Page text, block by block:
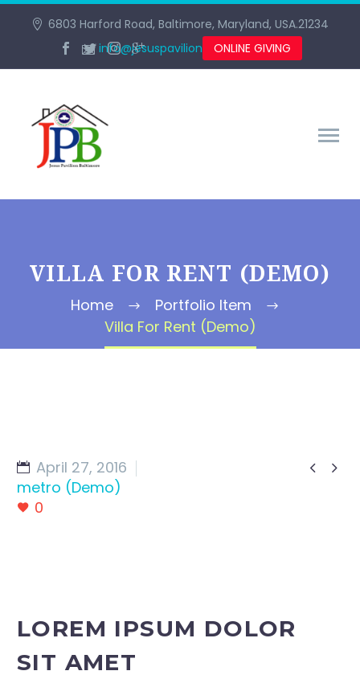
6803 Harford Road, Baltimore, Maryland, USA.21234
info@jesuspavilionbaltimore.org
ONLINE GIVING
VILLA FOR RENT (DEMO)
Home
Portfolio Item
Villa For Rent (Demo)
 
April 27, 2016
metro (Demo)
0
LOREM IPSUM DOLOR
SIT AMET